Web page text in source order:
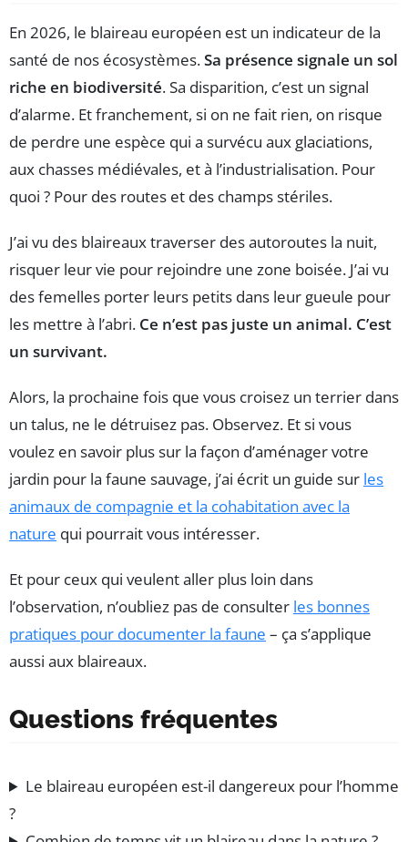
En 2026, le blaireau européen est un indicateur de la
santé de nos écosystèmes.Sa présence signale un sol
riche en biodiversité. Sa disparition, c’est un signal
d’alarme. Et franchement, si on ne fait rien, on risque
de perdre une espèce qui a survécu aux glaciations,
aux chasses médiévales, et à l’industrialisation. Pour
quoi ? Pour des routes et des champs stériles.
J’ai vu des blaireaux traverser des autoroutes la nuit,
risquer leur vie pour rejoindre une zone boisée. J’ai vu
des femelles porter leurs petits dans leur gueule pour
les mettre à l’abri. Ce n’est pas juste un animal. C’est
un survivant.
Alors, la prochaine fois que vous croisez un terrier dans
un talus, ne le détruisez pas. Observez. Et si vous
voulez en savoir plus sur la façon d’aménager votre
jardin pour la faune sauvage, j’ai écrit un guide sur les
animaux de compagnie et la cohabitation avec la
nature qui pourrait vous intéresser.
Et pour ceux qui veulent aller plus loin dans
l’observation, n’oubliez pas de consulter les bonnes
pratiques pour documenter la faune – ça s’applique
aussi aux blaireaux.
Questions fréquentes
Le blaireau européen est-il dangereux pour l’homme
?